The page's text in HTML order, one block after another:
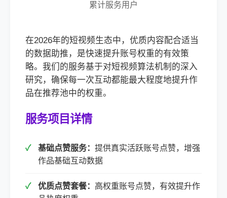
累计服务用户
在2026年的短视频生态中，优质内容配合适当
的数据助推，是快速提升账号权重的有效策
略。我们的服务基于对短视频算法机制的深入
研究，确保每一次互动都能最大程度地提升作
品在推荐池中的权重。
服务项目详情
基础点赞服务： 提供真实活跃账号点赞，增强
作品基础互动数据
优质点赞套餐： 高权重账号点赞，有效提升作